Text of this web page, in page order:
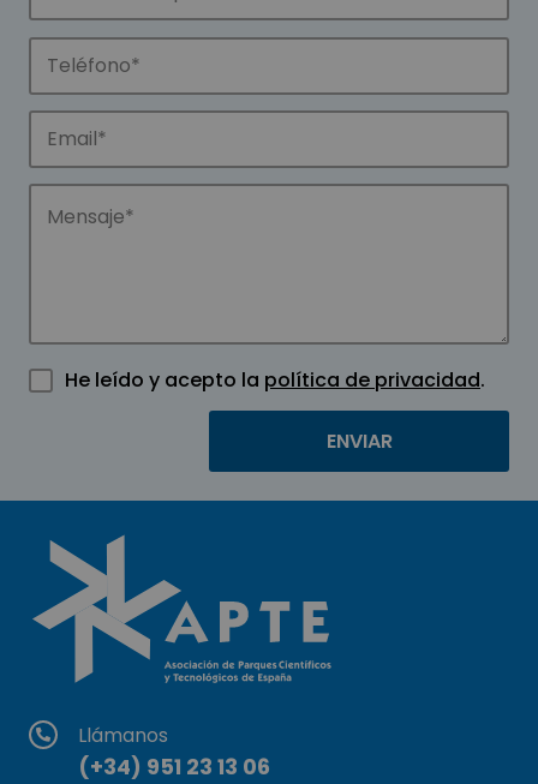
He leído y acepto la política de privacidad.
Llámanos
(+34) 951 23 13 06